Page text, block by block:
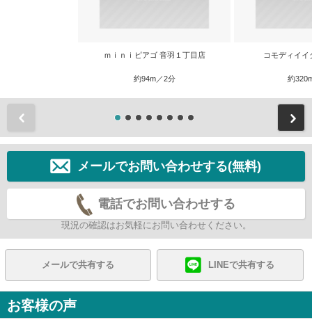
ｍｉｎｉピアゴ 音羽１丁目店
約94m／2分
コモディイ
約
メールでお問い合わせする(無料)
電話でお問い合わせする
現況の確認はお気軽にお問い合わせください。
メールで共有する LINEで共有する
お客様の声